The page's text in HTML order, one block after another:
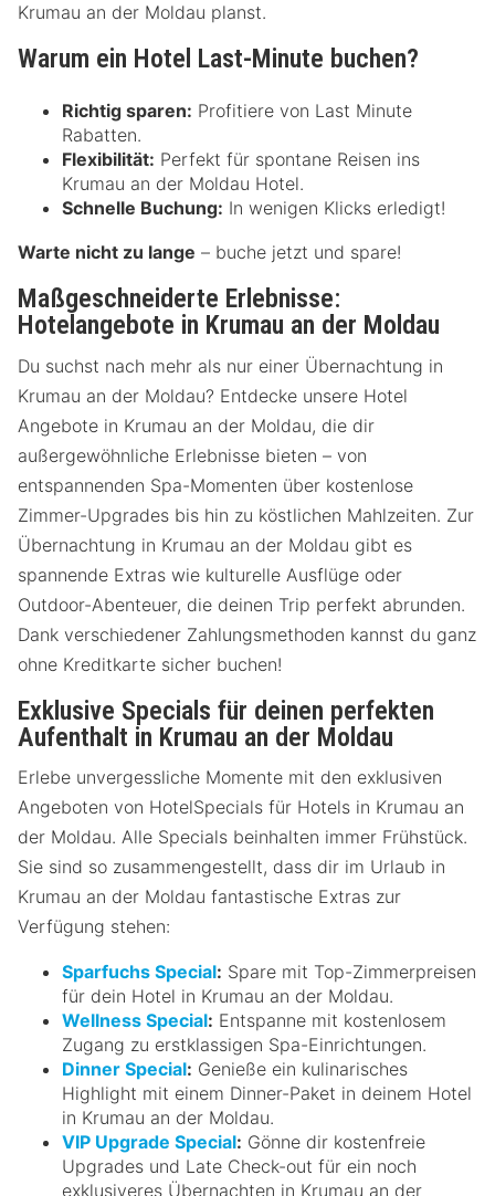
Krumau an der Moldau planst.
Warum ein Hotel Last-Minute buchen?
Richtig sparen: Profitiere von Last Minute
Rabatten.
Flexibilität: Perfekt für spontane Reisen ins
Krumau an der Moldau Hotel.
Schnelle Buchung: In wenigen Klicks erledigt!
Warte nicht zu lange – buche jetzt und spare!
Maßgeschneiderte Erlebnisse:
Hotelangebote in Krumau an der Moldau
Du suchst nach mehr als nur einer Übernachtung in
Krumau an der Moldau? Entdecke unsere Hotel
Angebote in Krumau an der Moldau, die dir
außergewöhnliche Erlebnisse bieten – von
entspannenden Spa-Momenten über kostenlose
Zimmer-Upgrades bis hin zu köstlichen Mahlzeiten. Zur
Übernachtung in Krumau an der Moldau gibt es
spannende Extras wie kulturelle Ausflüge oder
Outdoor-Abenteuer, die deinen Trip perfekt abrunden.
Dank verschiedener Zahlungsmethoden kannst du ganz
ohne Kreditkarte sicher buchen!
Exklusive Specials für deinen perfekten
Aufenthalt in Krumau an der Moldau
Erlebe unvergessliche Momente mit den exklusiven
Angeboten von HotelSpecials für Hotels in Krumau an
der Moldau. Alle Specials beinhalten immer Frühstück.
Sie sind so zusammengestellt, dass dir im Urlaub in
Krumau an der Moldau fantastische Extras zur
Verfügung stehen:
Sparfuchs Special: Spare mit Top-Zimmerpreisen
für dein Hotel in Krumau an der Moldau.
Wellness Special: Entspanne mit kostenlosem
Zugang zu erstklassigen Spa-Einrichtungen.
Dinner Special: Genieße ein kulinarisches
Highlight mit einem Dinner-Paket in deinem Hotel
in Krumau an der Moldau.
VIP Upgrade Special: Gönne dir kostenfreie
Upgrades und Late Check-out für ein noch
exklusiveres Übernachten in Krumau an der